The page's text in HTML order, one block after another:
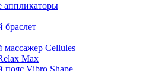
Cellules
Max
Vibro Shape